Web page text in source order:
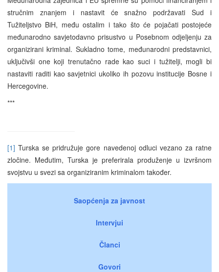
stručnim znanjem i nastavit će snažno podržavati Sud i
Tužiteljstvo BiH, među ostalim i tako što će pojačati postojeće
međunarodno savjetodavno prisustvo u Posebnom odjeljenju za
organizirani kriminal. Sukladno tome, međunarodni predstavnici,
uključivši one koji trenutačno rade kao suci i tužitelji, mogli bi
nastaviti raditi kao savjetnici ukoliko ih pozovu institucije Bosne i
Hercegovine.
***
[1] Turska se pridružuje gore navedenoj odluci vezano za ratne
zločine. Međutim, Turska je preferirala produženje u izvršnom
svojstvu u svezi sa organiziranim kriminalom također.
Saopćenja za javnost
Intervjui
Članci
Govori